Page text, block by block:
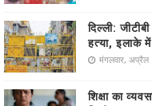
दिल्ली:
हत्या, इलाके
मंगलवार,
शिक्षा का